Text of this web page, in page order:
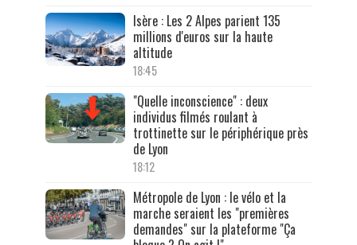
Isère : Les 2 Alpes parient 135
millions d'euros sur la haute
altitude
18:45
"Quelle inconscience" : deux
individus filmés roulant à
trottinette sur le périphérique près
de Lyon
18:12
Métropole de Lyon : le vélo et la
marche seraient les "premières
demandes" sur la plateforme "Ça